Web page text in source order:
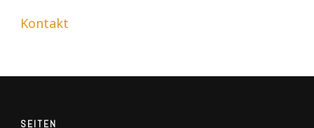
Kontakt
SEITEN